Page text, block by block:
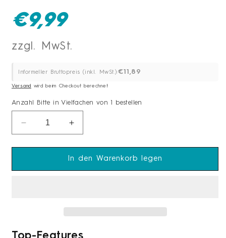
Normaler
Preis
€9,99
Informeller Bruttopreis (inkl. MwSt.):€11,89
Versand wird beim Checkout berechnet
Anzahl
Anzahl Bitte in Vielfachen von 1 bestellen
Verringere
die
Menge
cent
Erhöhe
die
Menge
für
cent
In den Warenkorb legen